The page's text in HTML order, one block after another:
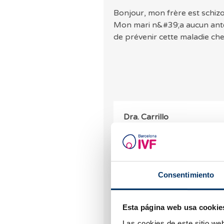
Consentimiento
Esta página web usa
Bonjour, mon frère est
Mon mari n&#39;a aucun
de prévenir cette maladie
Dra. Carrillo
Bonjour. Nous
fécondation in vitro
de maladies comme la
préférable de consulter
reproduction, qui pourra